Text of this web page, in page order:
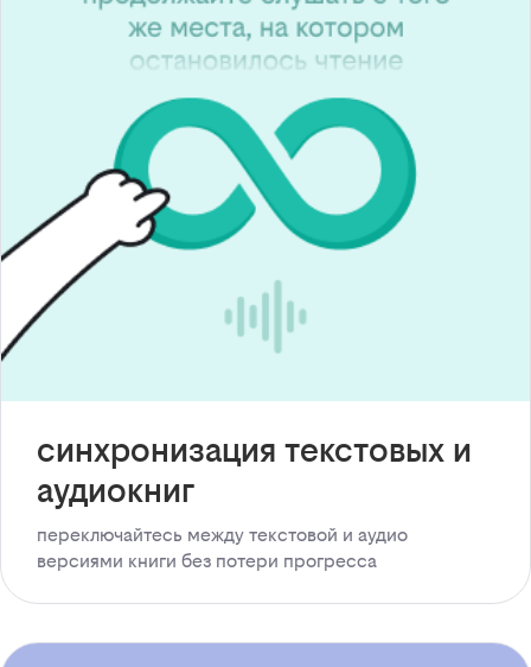
синхронизация текстовых и
аудиокниг
переключайтесь между текстовой и аудио
версиями книги без потери прогресса